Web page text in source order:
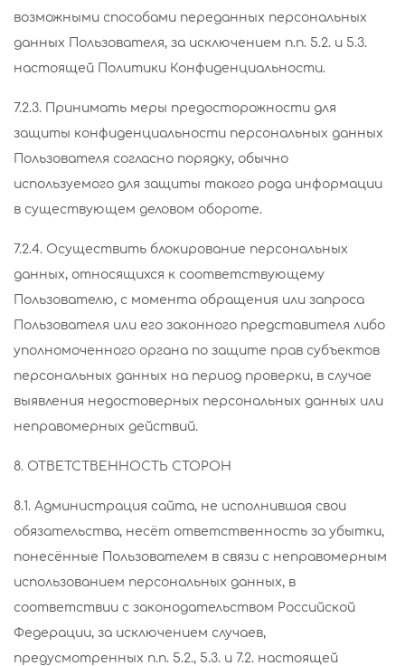
возможными способами переданных персональных
данных Пользователя, за исключением п.п. 5.2. и 5.3.
настоящей Политики Конфиденциальности.
7.2.3. Принимать меры предосторожности для
защиты конфиденциальности персональных данных
Пользователя согласно порядку, обычно
используемого для защиты такого рода информации
в существующем деловом обороте.
7.2.4. Осуществить блокирование персональных
данных, относящихся к соответствующему
Пользователю, с момента обращения или запроса
Пользователя или его законного представителя либо
уполномоченного органа по защите прав субъектов
персональных данных на период проверки, в случае
выявления недостоверных персональных данных или
неправомерных действий.
8. ОТВЕТСТВЕННОСТЬ СТОРОН
8.1. Администрация сайта, не исполнившая свои
обязательства, несёт ответственность за убытки,
понесённые Пользователем в связи с неправомерным
использованием персональных данных, в
соответствии с законодательством Российской
Федерации, за исключением случаев,
предусмотренных п.п. 5.2., 5.3. и 7.2. настоящей